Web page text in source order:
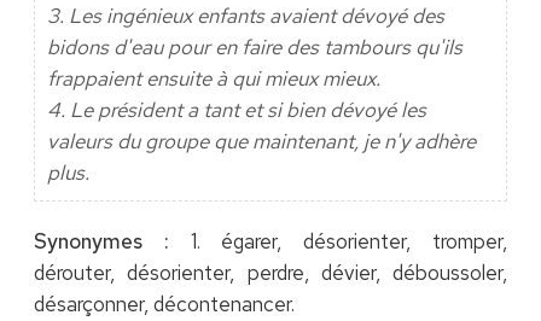
3. Les ingénieux enfants avaient dévoyé des
bidons d'eau pour en faire des tambours qu'ils
frappaient ensuite à qui mieux mieux.
4. Le président a tant et si bien dévoyé les
valeurs du groupe que maintenant, je n'y adhère
plus.
Synonymes : 1. égarer, désorienter, tromper,
dérouter, désorienter, perdre, dévier, déboussoler,
désarçonner, décontenancer.